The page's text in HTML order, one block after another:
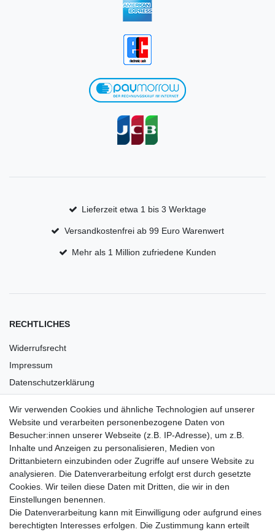
Lieferzeit etwa 1 bis 3 Werktage
Versandkostenfrei ab 99 Euro Warenwert
Mehr als 1 Million zufriedene Kunden
RECHTLICHES
Widerrufsrecht
Impressum
Datenschutzerklärung
Barrierefreiheit
Anleitungen
Vertrag widerrufen
PARTNER
DHL
Wir verwenden Cookies und ähnliche Technologien auf unserer
Website und verarbeiten personenbezogene Daten von
Besucher:innen unserer Webseite (z.B. IP-Adresse), um z.B.
Inhalte und Anzeigen zu personalisieren, Medien von
Drittanbietern einzubinden oder Zugriffe auf unsere Website zu
analysieren. Die Datenverarbeitung erfolgt erst durch gesetzte
Cookies. Wir teilen diese Daten mit Dritten, die wir in den
Einstellungen benennen.
Die Datenverarbeitung kann mit Einwilligung oder aufgrund eines
berechtigten Interesses erfolgen. Die Zustimmung kann erteilt